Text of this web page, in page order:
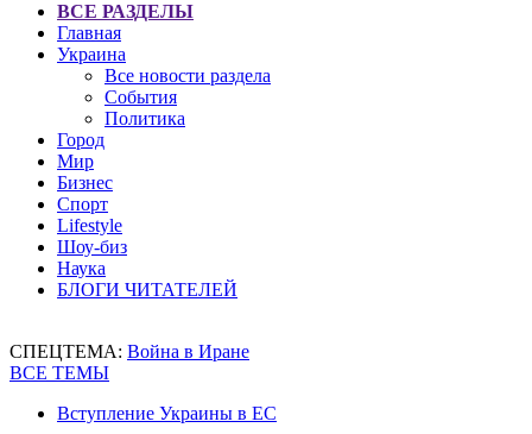
ВСЕ РАЗДЕЛЫ
Главная
Украина
Все новости раздела
События
Политика
Город
Мир
Бизнес
Спорт
Lifestyle
Шоу-биз
Наука
БЛОГИ ЧИТАТЕЛЕЙ
СПЕЦТЕМА: Война в Иране
ВСЕ ТЕМЫ
Вступление Украины в ЕС